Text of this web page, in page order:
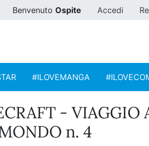
Benvenuto Ospite Accedi
#ILOVEMANGA
- VIAGGIO
n. 4